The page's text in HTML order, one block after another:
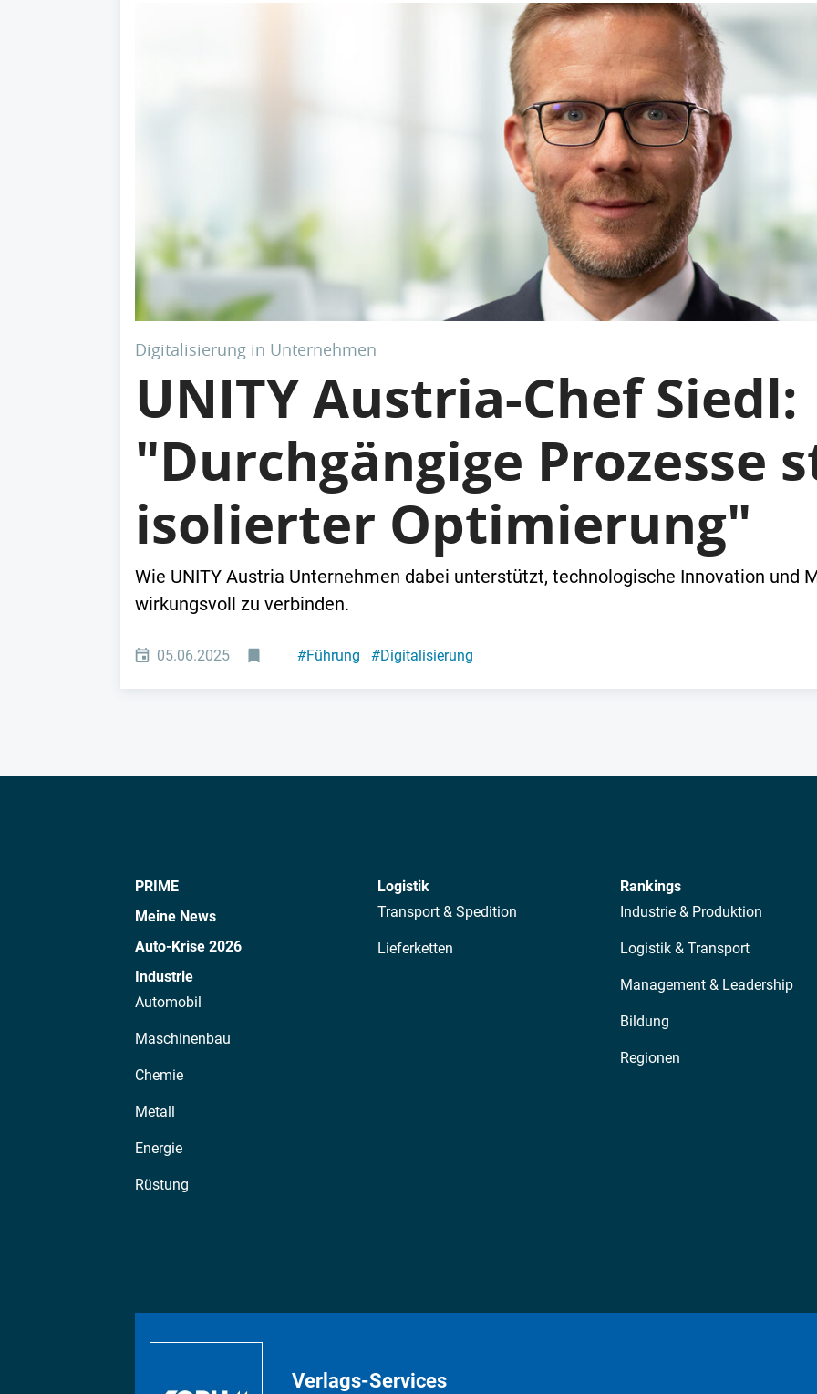
Digitalisierung in Unternehmen
UNITY Austria-Chef Siedl:
"Durchgängige Prozesse
isolierter Optimierung"
Wie UNITY Austria Unternehmen dabei unterstützt, technologische Innovation und
wirkungsvoll zu verbinden.
05.06.2025 #Führung #Digitalisierung
PRIME
Meine News
Auto-Krise 2026
Industrie
Automobil
Maschinenbau
Chemie
Metall
Energie
Rüstung
Logistik
Transport & Spedition
Lieferketten
Rankings
Industrie & Produktion
Logistik & Transport
Management & Leadership
Bildung
Regionen
Verlags-Services